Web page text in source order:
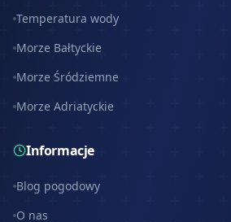
Temperatura wody
Morze Bałtyckie
Morze Śródziemne
Morze Adriatyckie
Informacje
Blog pogodowy
O nas